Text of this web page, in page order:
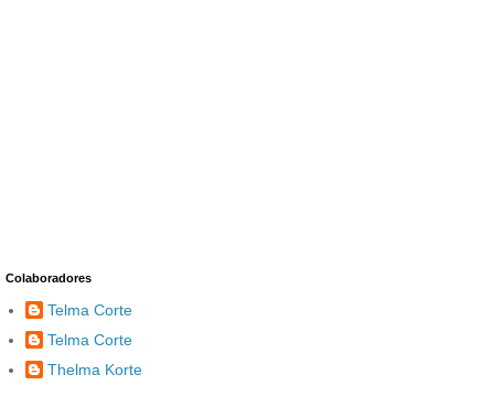
Colaboradores
Telma Corte
Telma Corte
Thelma Korte